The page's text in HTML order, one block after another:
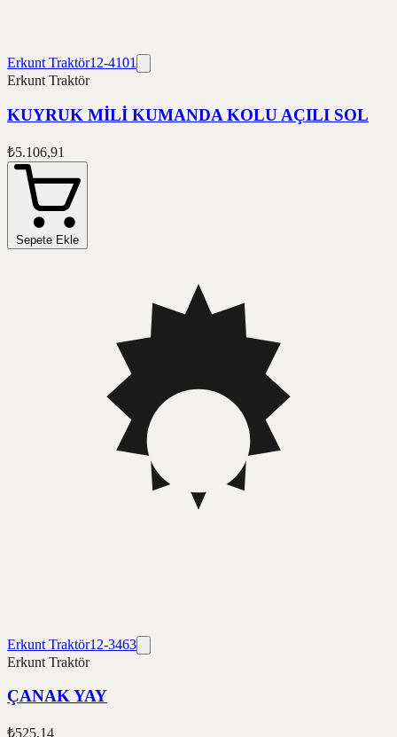
Erkunt Traktör12-4101
Erkunt Traktör
KUYRUK MİLİ KUMANDA KOLU AÇILI SOL
₺5.106,91
Sepete Ekle
Erkunt Traktör12-3463
Erkunt Traktör
ÇANAK YAY
₺525,14